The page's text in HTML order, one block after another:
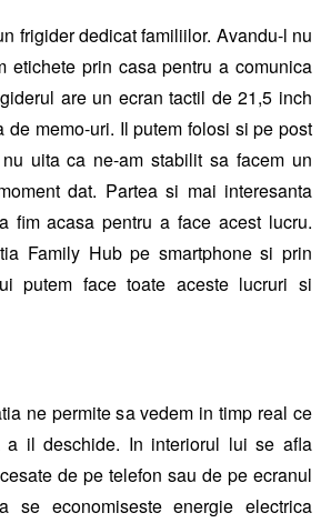
frigider dedicat familiilor. Avandu-l nu
etichete prin casa pentru a comunica
are un ecran tactil de 21,5 inch
de memo-uri. Il putem folosi si pe post
uita ca ne-am stabilit sa facem un
dat. Partea si mai interesanta
fim acasa pentru a face acest lucru.
Family Hub pe smartphone si prin
putem face toate aceste lucruri si
ne permite sa vedem in timp real ce
a il deschide. In interiorul lui se afla
de pe telefon sau de pe ecranul
se economiseste energie electrica